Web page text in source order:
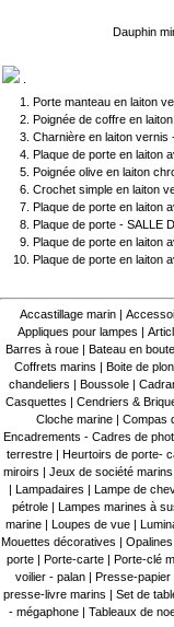
Dauphin
Porte manteau en laiton
Poignée de coffre en
Charnière en laiton vernis
Plaque de porte en laiton
Poignée olive en laiton
Crochet simple en laiton
Plaque de porte en laiton
Plaque de porte - SALLE
Plaque de porte en laiton
Plaque de porte en laiton
Accastillage marin|
Appliques pour lampes
Barres à roue
Bateau en
Coffrets marins
Boite de
chandeliers
Boussole|
Casquettes
Cendriers &
Cloche marine
Compas
Encadrements - Cadres de
terrestre| Heurtoirs de porte-
miroirs
Jeux de société
Lampadaires Lampe de
pétrole
Lampes marines à
marine
Loupes de vue
Mouettes décoratives
porte| Porte-carte| Porte-clé
voilier - palan
Presse-papier
presse-livre marins
Set de
- mégaphone| Tableaux de